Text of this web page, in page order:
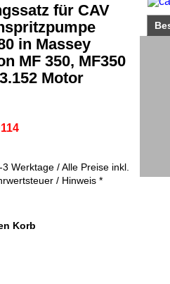
für CAV
in Massey
MF 350, MF350
Motor
3 Werktage / Alle Preise inkl.
/ Hinweis *
Korb